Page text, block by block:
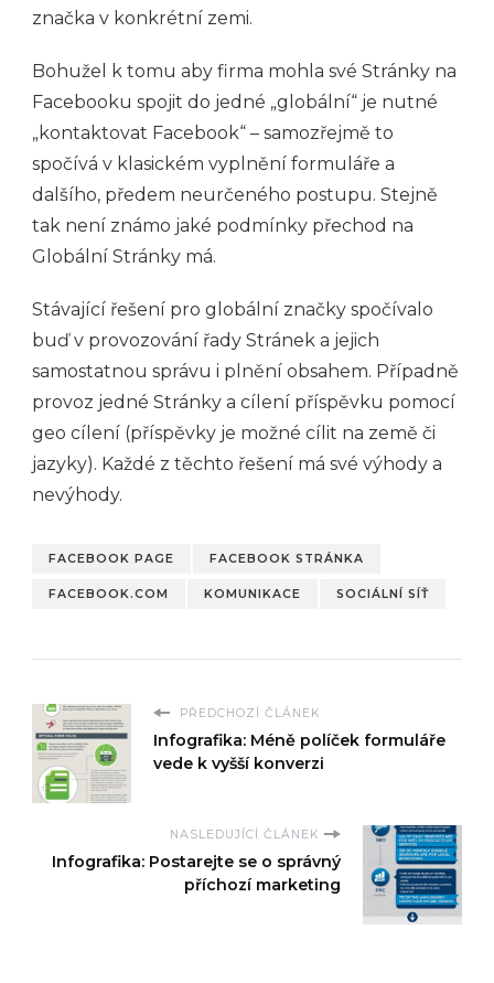
značka v konkrétní zemi.
Bohužel k tomu aby firma mohla své Stránky na
Facebooku spojit do jedné „globální“ je nutné
„kontaktovat Facebook“ – samozřejmě to
spočívá v klasickém vyplnění formuláře a
dalšího, předem neurčeného postupu. Stejně
tak není známo jaké podmínky přechod na
Globální Stránky má.
Stávající řešení pro globální značky spočívalo
buď v provozování řady Stránek a jejich
samostatnou správu i plnění obsahem. Případně
provoz jedné Stránky a cílení příspěvku pomocí
geo cílení (příspěvky je možné cílit na země či
jazyky). Každé z těchto řešení má své výhody a
nevýhody.
FACEBOOK PAGE FACEBOOK STRÁNKA
FACEBOOK.COM KOMUNIKACE SOCIÁLNÍ SÍŤ
PŘEDCHOZÍ ČLÁNEK
Infografika: Méně políček formuláře
vede k vyšší konverzi
NASLEDUJÍCÍ ČLÁNEK
Infografika: Postarejte se o správný
příchozí marketing